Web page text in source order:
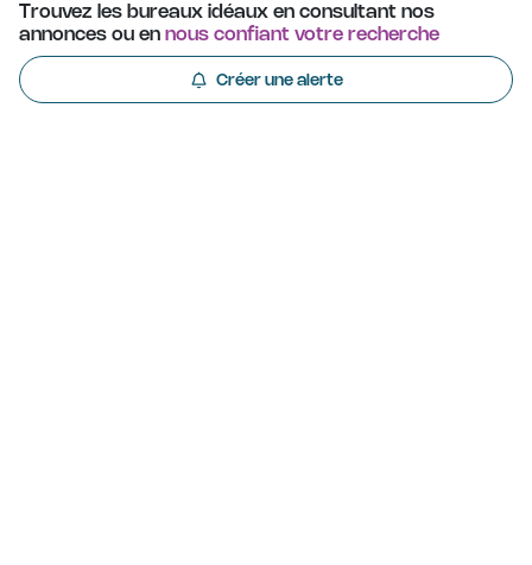
Trouvez les bureaux idéaux en consultant nos
annonces ou en nous confiant votre recherche
Créer une alerte